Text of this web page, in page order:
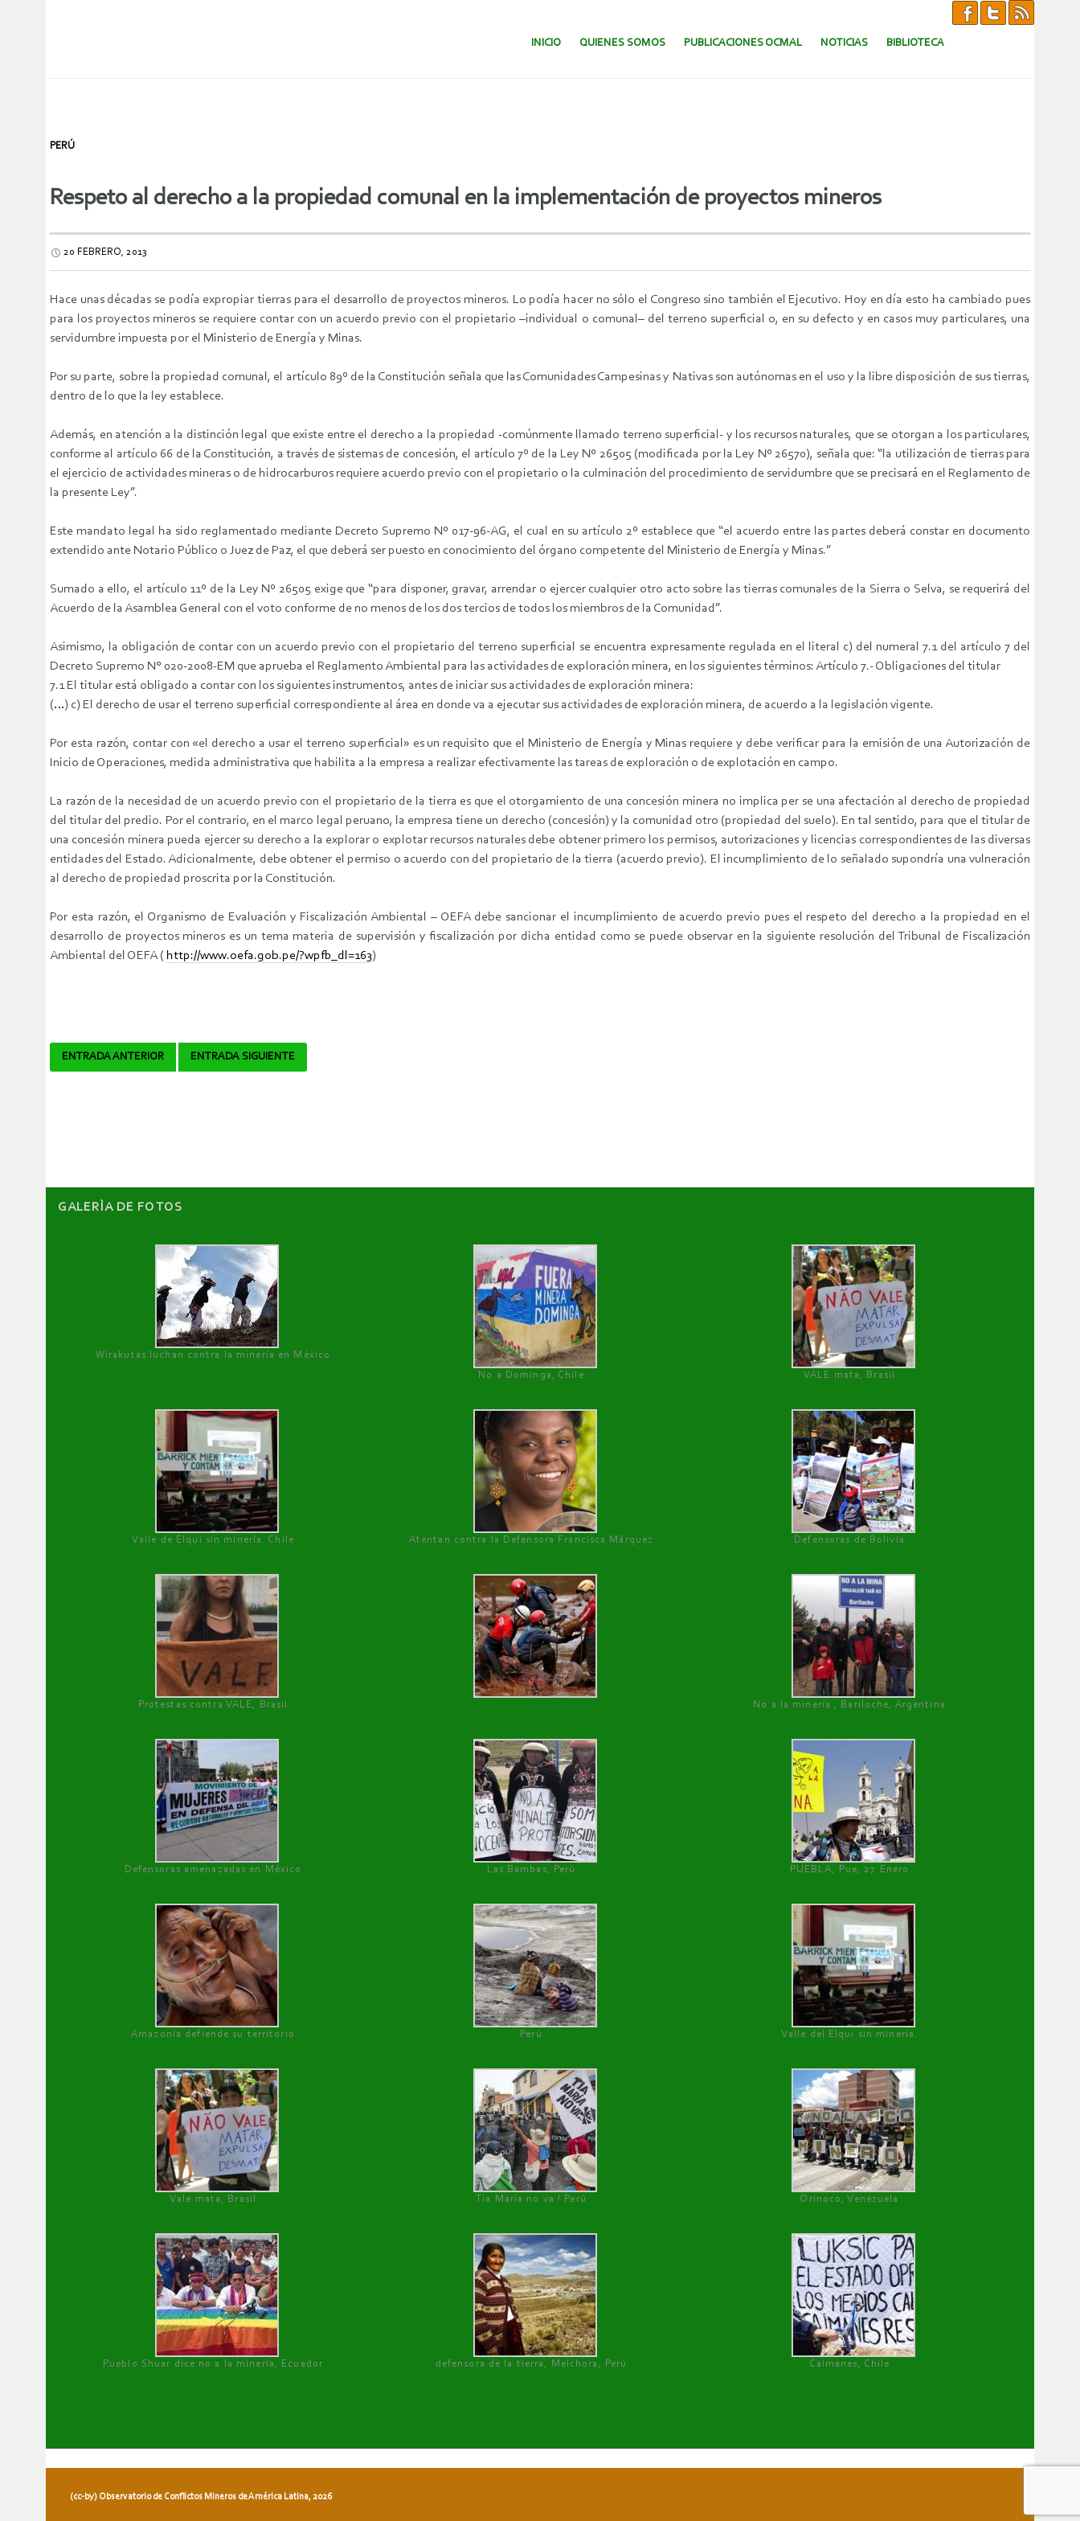
SALTAR AL CONTENIDO.
INICIO QUIENES SOMOS PUBLICACIONES OCMAL NOTICIAS BIBLIOTECA
PERÚ
Respeto al derecho a la propiedad comunal en la implementación de proyectos mineros
20 FEBRERO, 2013
Hace unas décadas se podía expropiar tierras para el desarrollo de proyectos mineros. Lo podía hacer no sólo el Congreso sino también el Ejecutivo. Hoy en día esto ha cambiado pues
para los proyectos mineros se requiere contar con un acuerdo previo con el propietario –individual o comunal– del terreno superficial o, en su defecto y en casos muy particulares, una
servidumbre impuesta por el Ministerio de Energía y Minas.
Por su parte, sobre la propiedad comunal, el artículo 89º de la Constitución señala que las Comunidades Campesinas y Nativas son autónomas en el uso y la libre disposición de sus tierras,
dentro de lo que la ley establece.
Además, en atención a la distinción legal que existe entre el derecho a la propiedad -comúnmente llamado terreno superficial- y los recursos naturales, que se otorgan a los particulares,
conforme al artículo 66 de la Constitución, a través de sistemas de concesión, el artículo 7º de la Ley Nº 26505 (modificada por la Ley Nº 26570), señala que: “la utilización de tierras para
el ejercicio de actividades mineras o de hidrocarburos requiere acuerdo previo con el propietario o la culminación del procedimiento de servidumbre que se precisará en el Reglamento de
la presente Ley”.
Este mandato legal ha sido reglamentado mediante Decreto Supremo Nº 017-96-AG, el cual en su artículo 2º establece que “el acuerdo entre las partes deberá constar en documento
extendido ante Notario Público o Juez de Paz, el que deberá ser puesto en conocimiento del órgano competente del Ministerio de Energía y Minas.”
Sumado a ello, el artículo 11º de la Ley Nº 26505 exige que “para disponer, gravar, arrendar o ejercer cualquier otro acto sobre las tierras comunales de la Sierra o Selva, se requerirá del
Acuerdo de la Asamblea General con el voto conforme de no menos de los dos tercios de todos los miembros de la Comunidad”.
Asimismo, la obligación de contar con un acuerdo previo con el propietario del terreno superficial se encuentra expresamente regulada en el literal c) del numeral 7.1 del artículo 7 del
Decreto Supremo N° 020-2008-EM que aprueba el Reglamento Ambiental para las actividades de exploración minera, en los siguientes términos: Artículo 7.- Obligaciones del titular
7.1 El titular está obligado a contar con los siguientes instrumentos, antes de iniciar sus actividades de exploración minera:
(…) c) El derecho de usar el terreno superficial correspondiente al área en donde va a ejecutar sus actividades de exploración minera, de acuerdo a la legislación vigente.
Por esta razón, contar con «el derecho a usar el terreno superficial» es un requisito que el Ministerio de Energía y Minas requiere y debe verificar para la emisión de una Autorización de
Inicio de Operaciones, medida administrativa que habilita a la empresa a realizar efectivamente las tareas de exploración o de explotación en campo.
La razón de la necesidad de un acuerdo previo con el propietario de la tierra es que el otorgamiento de una concesión minera no implica per se una afectación al derecho de propiedad
del titular del predio. Por el contrario, en el marco legal peruano, la empresa tiene un derecho (concesión) y la comunidad otro (propiedad del suelo). En tal sentido, para que el titular de
una concesión minera pueda ejercer su derecho a la explorar o explotar recursos naturales debe obtener primero los permisos, autorizaciones y licencias correspondientes de las diversas
entidades del Estado. Adicionalmente, debe obtener el permiso o acuerdo con del propietario de la tierra (acuerdo previo). El incumplimiento de lo señalado supondría una vulneración
al derecho de propiedad proscrita por la Constitución.
Por esta razón, el Organismo de Evaluación y Fiscalización Ambiental – OEFA debe sancionar el incumplimiento de acuerdo previo pues el respeto del derecho a la propiedad en el
desarrollo de proyectos mineros es un tema materia de supervisión y fiscalización por dicha entidad como se puede observar en la siguiente resolución del Tribunal de Fiscalización
Ambiental del OEFA ( http://www.oefa.gob.pe/?wpfb_dl=163)
Navegador
ENTRADA ANTERIOR ENTRADA SIGUIENTE
GALERÌA DE FOTOS
Wirakutas luchan contra la minería en México
No a Dominga, Chile
VALE mata, Brasil
Valle de Elqui sin minería. Chile Atentan contra la Defensora Francisca Márquez Defensoras de Bolivia
Protestas contra VALE, Brasil No a la minería , Bariloche, Argentina
Defensoras amenazadas en México Las Bambas, Perú PUEBLA, Pue, 27 Enero
Amazonía defiende su territorio Perú Valle del Elqui sin minería.
Vale mata, Brasil Tía María no va ! Perú Orinoco, Venezuela
Pueblo Shuar dice no a la minería, Ecuador defensora de la tierra, Melchora, Perú Caimanes, Chile
(cc-by) Observatorio de Conflictos Mineros de América Latina, 2026